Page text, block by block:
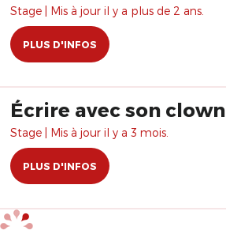
Stage | Mis à jour il y a plus de 2 ans.
PLUS D'INFOS
Écrire avec son clown
Stage | Mis à jour il y a 3 mois.
PLUS D'INFOS